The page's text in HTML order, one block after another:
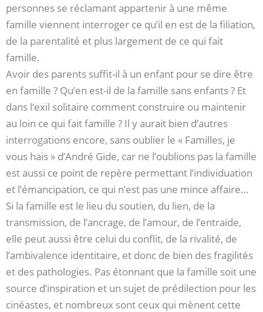
personnes se réclamant appartenir à une même
famille viennent interroger ce qu’il en est de la filiation,
de la parentalité et plus largement de ce qui fait
famille.
Avoir des parents suffit-il à un enfant pour se dire être
en famille ? Qu’en est-il de la famille sans enfants ? Et
dans l’exil solitaire comment construire ou maintenir
au loin ce qui fait famille ? Il y aurait bien d’autres
interrogations encore, sans oublier le « Familles, je
vous hais » d’André Gide, car ne l’oublions pas la famille
est aussi ce point de repère permettant l’individuation
et l’émancipation, ce qui n’est pas une mince affaire…
Si la famille est le lieu du soutien, du lien, de la
transmission, de l’ancrage, de l’amour, de l’entraide,
elle peut aussi être celui du conflit, de la rivalité, de
l’ambivalence identitaire, et donc de bien des fragilités
et des pathologies. Pas étonnant que la famille soit une
source d’inspiration et un sujet de prédilection pour les
cinéastes, et nombreux sont ceux qui mènent cette